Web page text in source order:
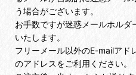
う場合がございます。
お手数ですが迷惑メールホル
いたします。
フリーメール以外のE-mailアド
のアドレスをご利用ください。